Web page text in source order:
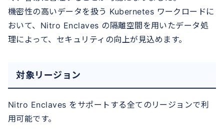
機密性の高いデータを扱う Kubernetes ワークロードに
おいて、Nitro Enclaves の隔離空間を用いたデータ処
理によって、セキュリティの向上が見込めます。
対象リージョン
Nitro Enclaves をサポートする全てのリージョンで利
用可能です。